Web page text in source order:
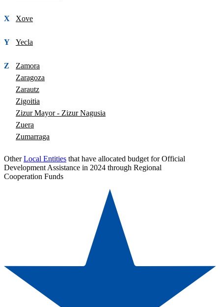
X Xove
Y Yecla
Z
Zamora
Zaragoza
Zarautz
Zigoitia
Zizur Mayor - Zizur Nagusia
Zuera
Zumarraga
OtherLocal Entities that have allocated budget for Official
Development Assistance in 2024 through Regional
Cooperation Funds